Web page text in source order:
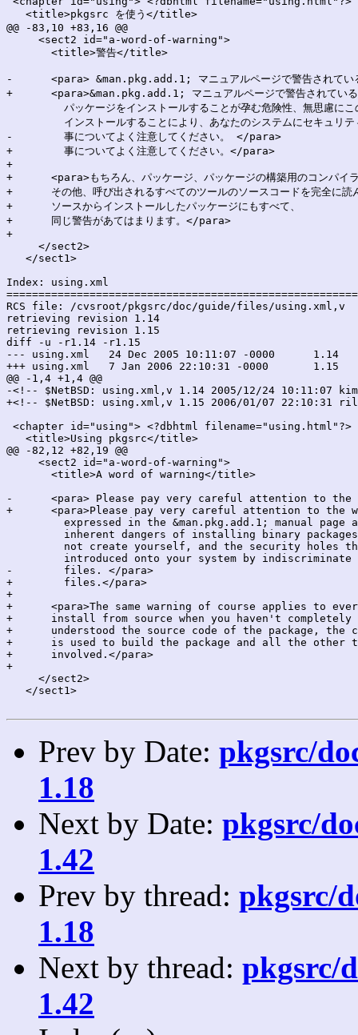
   <title>pkgsrc を使う</title>
@@ -83,10 +83,16 @@
     <sect2 id="a-word-of-warning">
       <title>警告</title>
-      <para> &man.pkg.add.1; マニュアルページで警告されている
+      <para>&man.pkg.add.1; マニュアルページで警告されている、
パッケージをインストールすることが孕む危険性、無思慮にこ
インストールすることにより、あなたのシステムにセキュリテ
-        事についてよく注意してください。 </para>
+        事についてよく注意してください。</para>
+
+      <para>もちろん、パッケージ、パッケージの構築用のコンパイ
+      その他、呼び出されるすべてのツールのソースコードを完全に読
+      ソースからインストールしたパッケージにもすべて、
+      同じ警告があてはまります。</para>
+
     </sect2>
   </sect1>
Index: using.xml
RCS file: /cvsroot/pkgsrc/doc/guide/files/using.xml,v
retrieving revision 1.14
retrieving revision 1.15
diff -u -r1.14 -r1.15
--- using.xml	24 Dec 2005 10:11:07 -0000	1.14
+++ using.xml	7 Jan 2006 22:10:31 -0000	1.15
@@ -1,4 +1,4 @@
-<!-- $NetBSD: using.xml,v 1.14 2005/12/24 10:11:07
+<!-- $NetBSD: using.xml,v 1.15 2006/01/07 22:10:31
<chapter id="using"> <?dbhtml filename="using.html"?>
   <title>Using pkgsrc</title>
@@ -82,12 +82,19 @@
     <sect2 id="a-word-of-warning">
       <title>A word of warning</title>
-      <para> Please pay very careful attention to the
+      <para>Please pay very careful attention to the
expressed in the &man.pkg.add.1; manual page
inherent dangers of installing binary
not create yourself, and the security holes
introduced onto your system by indiscriminate
-        files. </para>
+        files.</para>
+
+      <para>The same warning of course applies to
+      install from source when you haven't completely
+      understood the source code of the package, the
+      is used to build the package and all the other
+      involved.</para>
+
     </sect2>
   </sect1>
Prev by Date: pkgsrc/
1.18
Next by Date: pkgsrc/
1.42
Prev by thread: pkgsrc/
1.18
Next by thread: pkgsrc/
1.42